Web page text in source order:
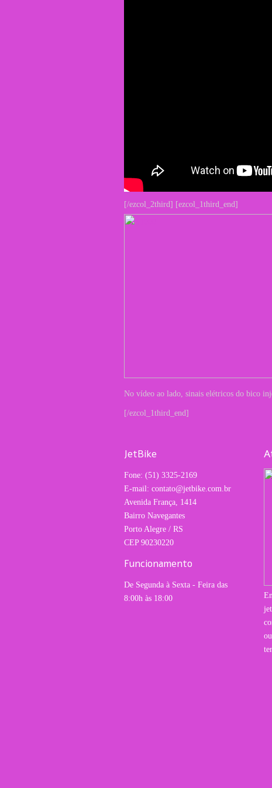
[/ezcol_2third] [ezcol_1third_end]
No vídeo ao lado, sinais elétricos do bico
[/ezcol_1third_end]
JetBike
Fone: (51) 3325-2169
E-mail: contato@jetbike.com.br
Avenida França, 1414
Bairro Navegantes
Porto Alegre / RS
CEP 90230220
Funcionamento
De Segunda à Sexta - Feira das
8:00h às 18:00